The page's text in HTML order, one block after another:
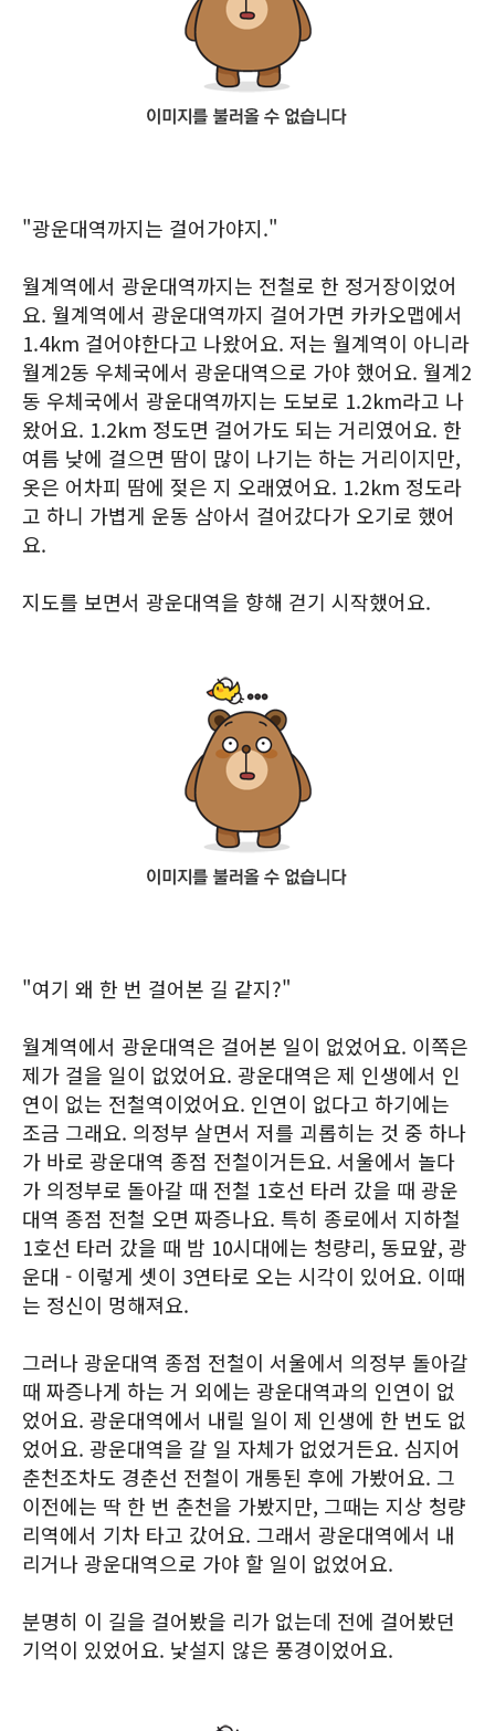
"광운대역까지는 걸어가야지."
월계역에서 광운대역까지는 전철로 한 정거장이었어
요. 월계역에서 광운대역까지 걸어가면 카카오맵에서
1.4km 걸어야한다고 나왔어요. 저는 월계역이 아니라
월계2동 우체국에서 광운대역으로 가야 했어요. 월계2
동 우체국에서 광운대역까지는 도보로 1.2km라고 나
왔어요. 1.2km 정도면 걸어가도 되는 거리였어요. 한
여름 낮에 걸으면 땀이 많이 나기는 하는 거리이지만,
옷은 어차피 땀에 젖은 지 오래였어요. 1.2km 정도라
고 하니 가볍게 운동 삼아서 걸어갔다가 오기로 했어
요.
지도를 보면서 광운대역을 향해 걷기 시작했어요.
"여기 왜 한 번 걸어본 길 같지?"
월계역에서 광운대역은 걸어본 일이 없었어요. 이쪽은
제가 걸을 일이 없었어요. 광운대역은 제 인생에서 인
연이 없는 전철역이었어요. 인연이 없다고 하기에는
조금 그래요. 의정부 살면서 저를 괴롭히는 것 중 하나
가 바로 광운대역 종점 전철이거든요. 서울에서 놀다
가 의정부로 돌아갈 때 전철 1호선 타러 갔을 때 광운
대역 종점 전철 오면 짜증나요. 특히 종로에서 지하철
1호선 타러 갔을 때 밤 10시대에는 청량리, 동묘앞, 광
운대 - 이렇게 셋이 3연타로 오는 시각이 있어요. 이때
는 정신이 멍해져요.
그러나 광운대역 종점 전철이 서울에서 의정부 돌아갈
때 짜증나게 하는 거 외에는 광운대역과의 인연이 없
었어요. 광운대역에서 내릴 일이 제 인생에 한 번도 없
었어요. 광운대역을 갈 일 자체가 없었거든요. 심지어
춘천조차도 경춘선 전철이 개통된 후에 가봤어요. 그
이전에는 딱 한 번 춘천을 가봤지만, 그때는 지상 청량
리역에서 기차 타고 갔어요. 그래서 광운대역에서 내
리거나 광운대역으로 가야 할 일이 없었어요.
분명히 이 길을 걸어봤을 리가 없는데 전에 걸어봤던
기억이 있었어요. 낯설지 않은 풍경이었어요.